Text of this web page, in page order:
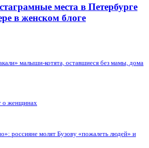
места в Петербурге
в женском блоге
малыши-котята, оставшиеся без мамы, дома
о женщинах
россияне молят Бузову «пожалеть людей» и